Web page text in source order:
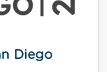
Diego